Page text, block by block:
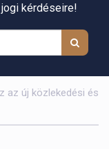
kérdéseire!
az új közlekedési és